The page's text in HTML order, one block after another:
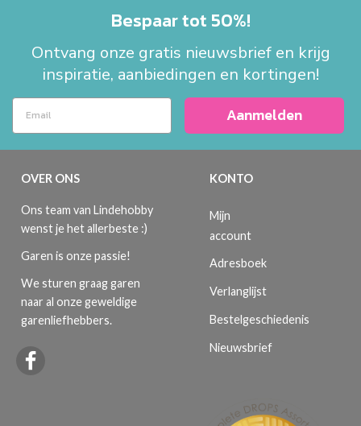
Bespaar tot 50%!
Ontvang onze gratis nieuwsbrief en krijg
inspiratie, aanbiedingen en kortingen!
Aanmelden
OVER ONS
Ons team van Lindehobby
wenst je het allerbeste :)
Garen is onze passie!
We sturen graag garen
naar al onze geweldige
garenliefhebbers.
KONTO
Mijn
account
Adresboek
Verlanglijst
Bestelgeschiedenis
Nieuwsbrief